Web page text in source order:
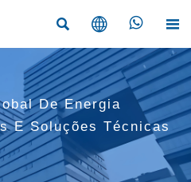
   
De Energia
E Soluções Técnicas